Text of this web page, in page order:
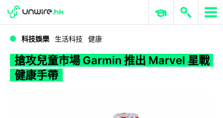
WWDC 2026 ERP 與商業 AI
科技娛樂 生活科技 健康
搶攻兒童市場 Garmin 推出 Marvel 星戰
健康手帶